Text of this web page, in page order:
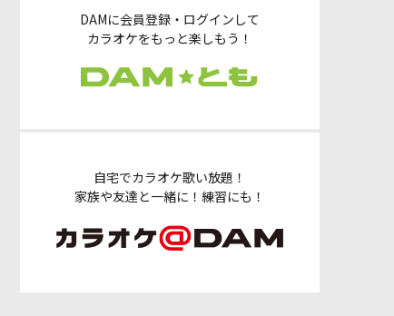
DAMに会員登録・ログインして
カラオケをもっと楽しもう！
自宅でカラオケ歌い放題！
家族や友達と一緒に！練習にも！